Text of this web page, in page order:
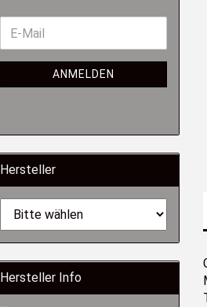
ANMELDEN
Hersteller
Hersteller Info